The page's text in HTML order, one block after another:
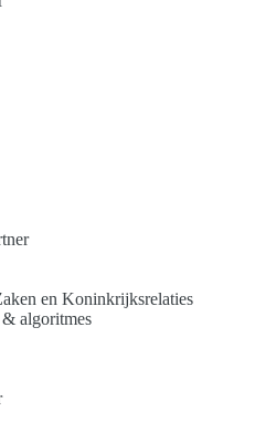
en Koninkrijksrelaties
algoritmes